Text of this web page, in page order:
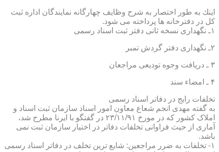
اینك به طور اختصار به شرح وظایف چهارگانه نمایندگان اداره ثبت
كل در دفترخانه ها پرداخته می شود.
۱ـ نگهداری نسخه ثانی دفتر ثبت اسناد رسمی
۲ـ نگهداری دفتر گردش تمبر
۳ ـ دریافت وجوه تودیعی مراجعان
۴ ـ امضاء سند
تخلفات رایج در دفاتر اسناد رسمی
به گفته مهدی انجم شعاع معاون امور اسناد سازمان ثبت اسناد و
املاک کشور که در مورخ ۲۳/۱۱/۹۱ در گفتگو با ایرنا مطرح شد،
آماری از حیث فراوانی تخلفات دفاتر در اختیار سازمان ثبت نمی
باشد.
۱- تخلفات به ضرر مراجعین: شایع ترین تخلف در دفاتر اسناد رسمی